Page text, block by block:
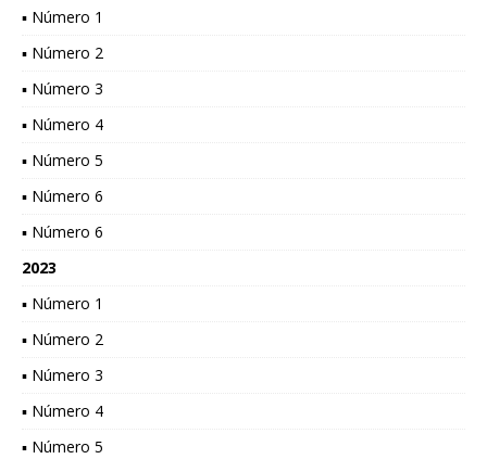
▪ Número 1
▪ Número 2
▪ Número 3
▪ Número 4
▪ Número 5
▪ Número 6
▪ Número 6
2023
▪ Número 1
▪ Número 2
▪ Número 3
▪ Número 4
▪ Número 5